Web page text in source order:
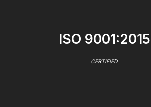
ISO 9001:2015
CERTIFIED